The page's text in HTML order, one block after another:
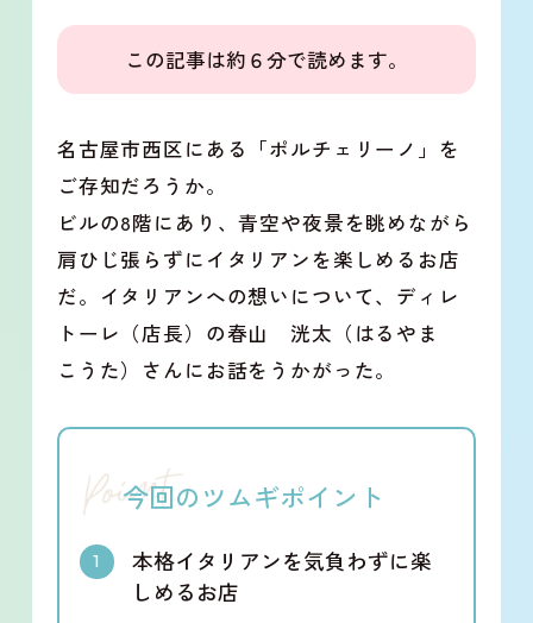
この記事は約６分で読めます。
名古屋市西区にある「ポルチェリーノ」を
ご存知だろうか。
ビルの8階にあり、青空や夜景を眺めながら
肩ひじ張らずにイタリアンを楽しめるお店
だ。イタリアンへの想いについて、ディレ
トーレ（店長）の春山 洸太（はるやま
こうた）さんにお話をうかがった。
今回のツムギポイント
本格イタリアンを気負わずに楽
しめるお店